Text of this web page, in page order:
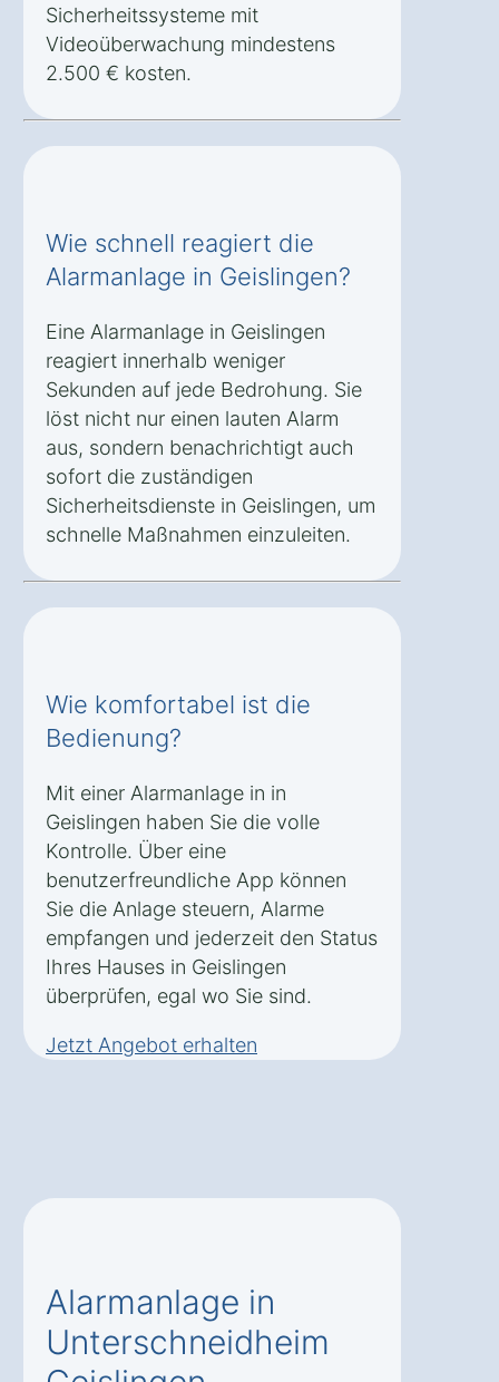
Sicherheitssysteme mit
Videoüberwachung mindestens
2.500 € kosten.
Wie schnell reagiert die
Alarmanlage in Geislingen?
Eine Alarmanlage in Geislingen
reagiert innerhalb weniger
Sekunden auf jede Bedrohung. Sie
löst nicht nur einen lauten Alarm
aus, sondern benachrichtigt auch
sofort die zuständigen
Sicherheitsdienste in Geislingen, um
schnelle Maßnahmen einzuleiten.
Wie komfortabel ist die
Bedienung?
Mit einer Alarmanlage in in
Geislingen haben Sie die volle
Kontrolle. Über eine
benutzerfreundliche App können
Sie die Anlage steuern, Alarme
empfangen und jederzeit den Status
Ihres Hauses in Geislingen
überprüfen, egal wo Sie sind.
Jetzt Angebot erhalten
Alarmanlage in
Unterschneidheim